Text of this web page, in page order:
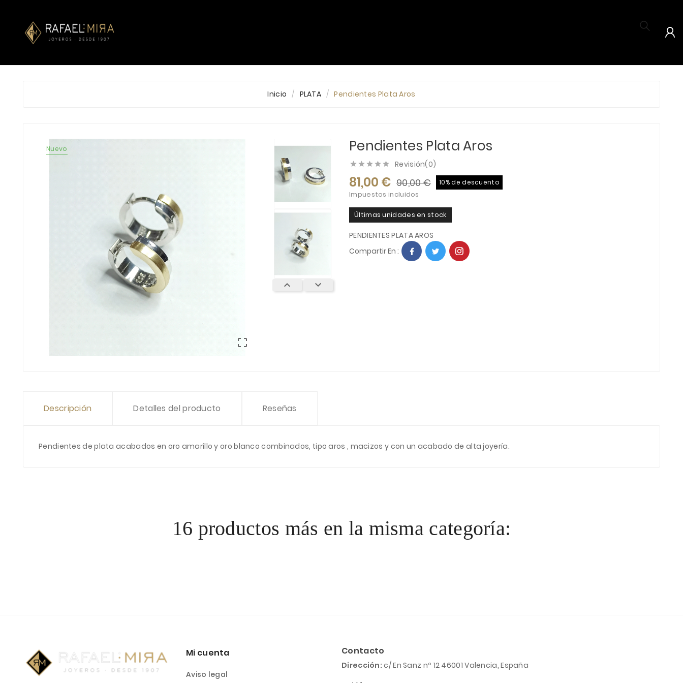

Inicio PLATA Pendientes Plata Aros
Nuevo

 
Pendientes Plata Aros
     Revisión(0)
81,00 € 90,00 € 10% de descuento
Impuestos incluidos
Últimas unidades en stock
PENDIENTES PLATA AROS
Compartir En :
Descripción Detalles del producto Reseñas
Pendientes de plata acabados en oro amarillo y oro blanco combinados, tipo aros , macizos y con un acabado de alta joyería.
16 productos más en la misma categoría:
Mi cuenta
Aviso legal
Contacto
Dirección: c/ En Sanz nº 12 46001 Valencia, España